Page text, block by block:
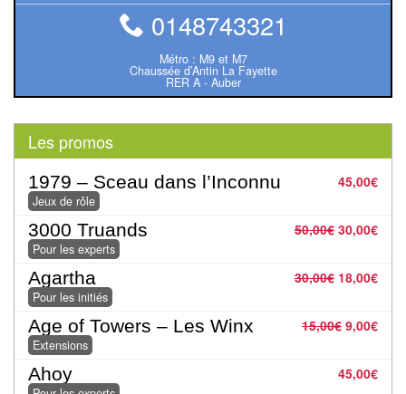
Go
Poker
Casino
Poker
Casino
Jeux
du
0148743321
Métro : M9 et M7
Chaussée d’Antin La Fayette
RER A - Auber
Les promos
45,00€
1979 – Sceau dans l’Inconnu
Jeux de rôle
50,00€ 30,00€
3000 Truands
Pour les experts
30,00€ 18,00€
Agartha
Pour les initiés
15,00€ 9,00€
Age of Towers – Les Winx
Extensions
45,00€
Ahoy